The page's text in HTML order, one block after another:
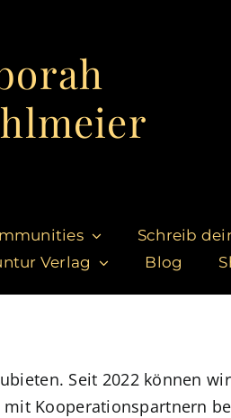
Schreib
Verlag
Blog
Seit 2022 können
Kooperationspartnern